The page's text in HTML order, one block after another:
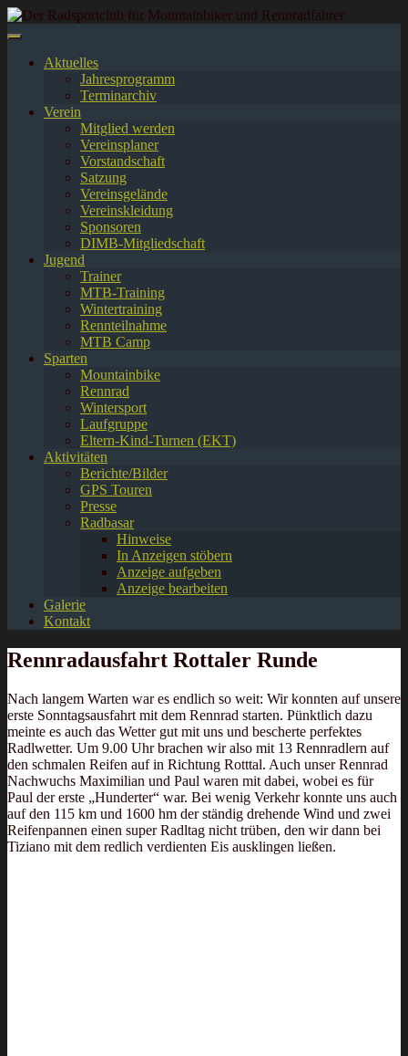
Springe
zum
Aktuelles
Jahresprogramm
Terminarchiv
Verein
Mitglied werden
Vereinsplaner
Vorstandschaft
Satzung
Vereinsgelände
Vereinskleidung
Sponsoren
DIMB-Mitgliedschaft
Jugend
Trainer
MTB-Training
Wintertraining
Rennteilnahme
MTB Camp
Sparten
Mountainbike
Rennrad
Wintersport
Laufgruppe
Eltern-Kind-Turnen (EKT)
Aktivitäten
Berichte/Bilder
GPS Touren
Presse
Radbasar
Hinweise
In Anzeigen stöbern
Anzeige aufgeben
Anzeige bearbeiten
Galerie
Kontakt
Rennradausfahrt Rottaler Runde
Nach langem Warten war es endlich so weit: Wir konnten auf unsere
erste Sonntagsausfahrt mit dem Rennrad starten. Pünktlich dazu
meinte es auch das Wetter gut mit uns und bescherte perfektes
Radlwetter. Um 9.00 Uhr brachen wir also mit 13 Rennradlern auf
den schmalen Reifen auf in Richtung Rotttal. Auch unser Rennrad
Nachwuchs Maximilian und Paul waren mit dabei, wobei es für
Paul der erste „Hunderter“ war. Bei wenig Verkehr konnte uns auch
auf den 115 km und 1600 hm der ständig drehende Wind und zwei
Reifenpannen einen super Radltag nicht trüben, den wir dann bei
Tiziano mit dem redlich verdienten Eis ausklingen ließen.